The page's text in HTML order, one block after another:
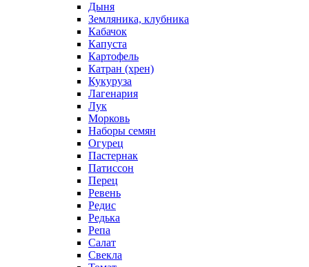
Дыня
Земляника, клубника
Кабачок
Капуста
Картофель
Катран (хрен)
Кукуруза
Лагенария
Лук
Морковь
Наборы семян
Огурец
Пастернак
Патиссон
Перец
Ревень
Редис
Редька
Репа
Салат
Свекла